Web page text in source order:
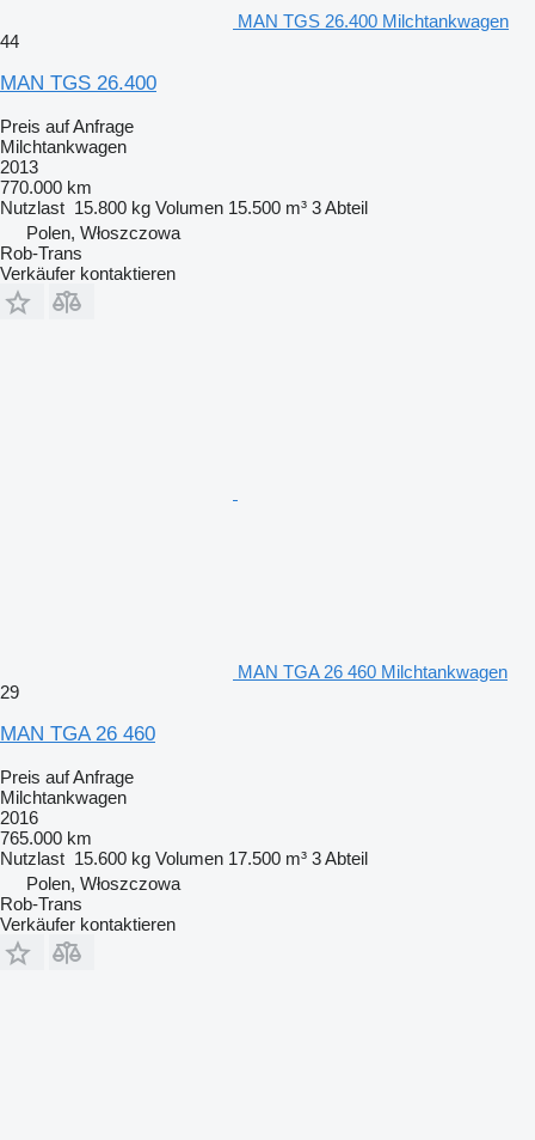
MAN TGS 26.400 Milchtankwagen
44
MAN TGS 26.400
Preis auf Anfrage
Milchtankwagen
2013
770.000 km
Nutzlast 15.800 kg Volumen 15.500 m³ 3 Abteil
Polen, Włoszczowa
Rob-Trans
Verkäufer kontaktieren
MAN TGA 26 460 Milchtankwagen
29
MAN TGA 26 460
Preis auf Anfrage
Milchtankwagen
2016
765.000 km
Nutzlast 15.600 kg Volumen 17.500 m³ 3 Abteil
Polen, Włoszczowa
Rob-Trans
Verkäufer kontaktieren